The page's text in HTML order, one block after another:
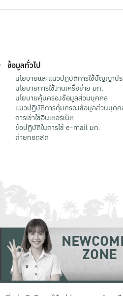
ข้อมูลทั่วไป
นโยบายและแนวปฏิบัติการใช้ปัญญาป
นโยบายการใช้งานเครือข่าย มก.
นโยบายคุ้มครองข้อมูลส่วนบุคคล
แนวปฏิบัติการคุ้มครองข้อมูลส่วนบุคค
การเข้าใช้อินเตอร์เน็ต
ข้อปฏิบัติในการใช้ e-mail มก.
ถ่ายทอดสด
ZONE